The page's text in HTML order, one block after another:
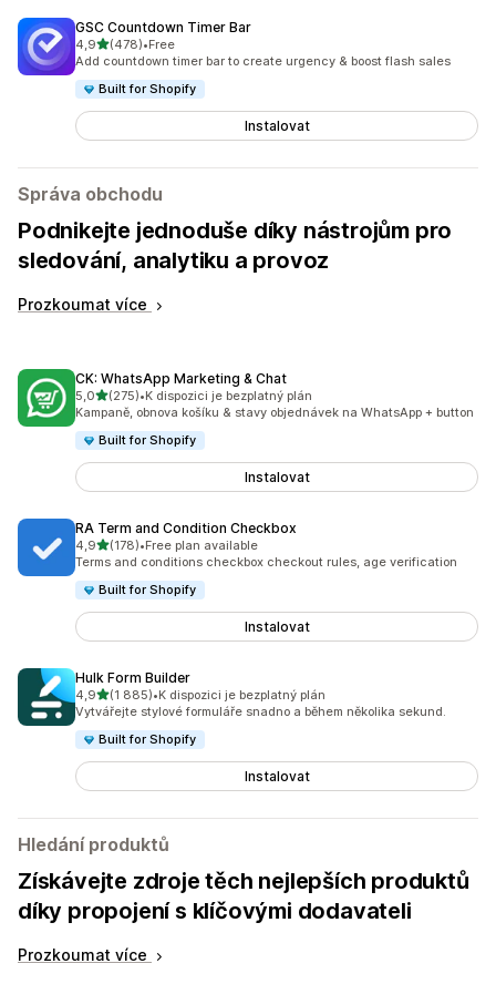
GSC Countdown Timer Bar
4,9z 5 hvězd
(478)
Celkový počet recenzí: 478
•Free
Add countdown timer bar to create urgency & boost flash sales
Built for Shopify
Instalovat
Správa obchodu
Podnikejte jednoduše díky nástrojům pro
sledování, analytiku a provoz
Prozkoumat více
CK: WhatsApp Marketing & Chat
5,0z 5 hvězd
(275)
Celkový počet recenzí: 275
•K dispozici je bezplatný plán
Kampaně, obnova košíku & stavy objednávek na WhatsApp + button
Built for Shopify
Instalovat
RA Term and Condition Checkbox
4,9z 5 hvězd
(178)
Celkový počet recenzí: 178
•Free plan available
Terms and conditions checkbox checkout rules, age verification
Built for Shopify
Instalovat
Hulk Form Builder
4,9z 5 hvězd
(1 885)
Celkový počet recenzí: 1885
•K dispozici je bezplatný plán
Vytvářejte stylové formuláře snadno a během několika sekund.
Built for Shopify
Instalovat
Hledání produktů
Získávejte zdroje těch nejlepších produktů
díky propojení s klíčovými dodavateli
Prozkoumat více